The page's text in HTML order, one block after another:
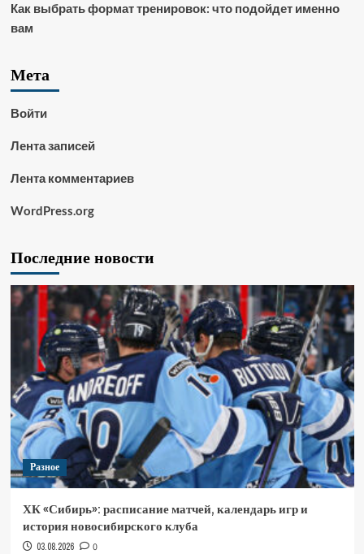
Как выбрать формат тренировок: что подойдет именно
вам
Мета
Войти
Лента записей
Лента комментариев
WordPress.org
Последние новости
Разное
ХК «Сибирь»: расписание матчей, календарь игр и
история новосибирского клуба
03.08.2026 0